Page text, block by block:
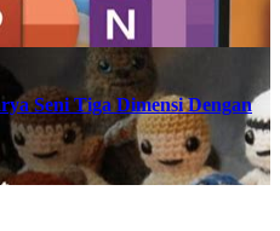
Seni Tiga Dimensi Dengan